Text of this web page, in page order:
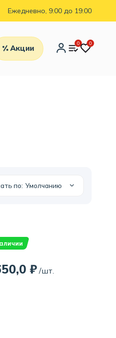
Ежедневно, 9:00 до 19:00
Акции
0 0
по: Умолчанию
₽ /шт.